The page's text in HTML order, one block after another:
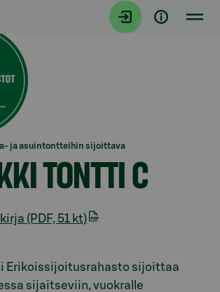
ja asuintontteihin sijoittava
TONTTI C
(PDF, 51 kt)
Rahaston esittely
Erikoissijoitusrahasto sijoittaa
sijaitseviin, vuokralle